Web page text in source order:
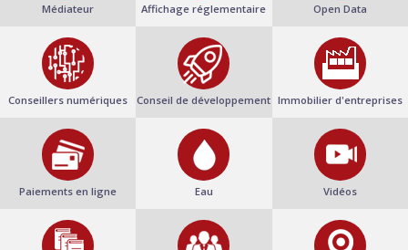
Médiateur Affichage réglementaire Open Data
Conseillers numériques Conseil de développement Immobilier d'entreprises
Paiements en ligne Eau Vidéos